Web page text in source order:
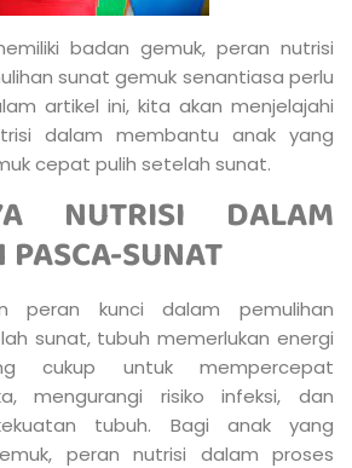
badan gemuk, peran nutrisi
sunat gemuk senantiasa perlu
artikel ini, kita akan menjelajahi
dalam membantu anak yang
cepat pulih setelah sunat.
NUTRISI DALAM
SUNAT
peran kunci dalam pemulihan
sunat, tubuh memerlukan energi
cukup untuk mempercepat
mengurangi risiko infeksi, dan
tubuh. Bagi anak yang
peran nutrisi dalam proses